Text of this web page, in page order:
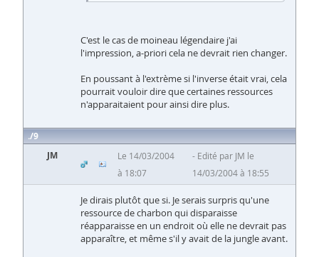
C'est le cas de moineau légendaire j'ai
l'impression, a-priori cela ne devrait rien changer.
En poussant à l'extrème si l'inverse était vrai, cela
pourrait vouloir dire que certaines ressources
n'apparaitaient pour ainsi dire plus.
9
JM
Le 14/03/2004
à 18:07
Edité par JM le
14/03/2004 à 18:55
Je dirais plutôt que si. Je serais surpris qu'une
ressource de charbon qui disparaisse
réapparaisse en un endroit où elle ne devrait pas
apparaître, et même s'il y avait de la jungle avant.